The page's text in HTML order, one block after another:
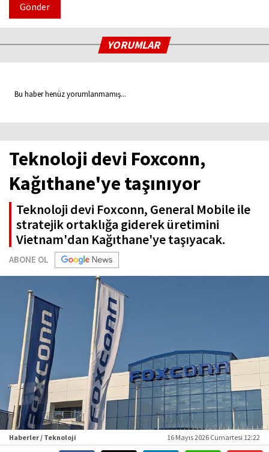
Gönder
YORUMLAR
Bu haber henüz yorumlanmamış...
Teknoloji devi Foxconn,
Kağıthane'ye taşınıyor
Teknoloji devi Foxconn, General Mobile ile
stratejik ortaklığa giderek üretimini
Vietnam'dan Kağıthane'ye taşıyacak.
ABONE OL
Haberler / Teknoloji 16 Mayıs 2026 Cumartesi 12:22